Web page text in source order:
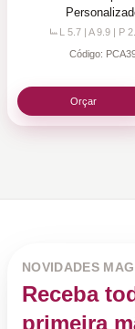
L 5.7 | A 9.9 | P
Código:
Orçar
NOVIDADES
Receba
primeira